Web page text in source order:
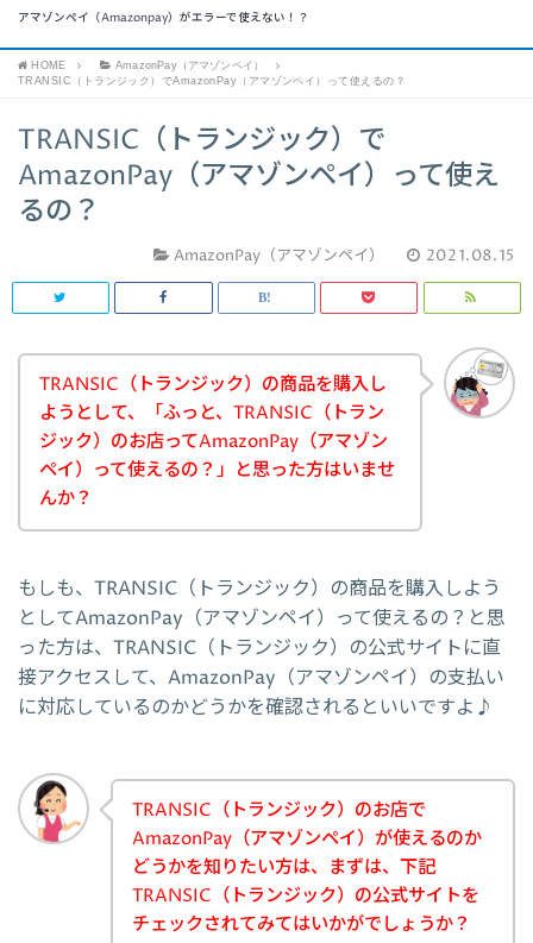
アマゾンペイ（Amazonpay）がエラーで使えない！？
HOME
AmazonPay（アマゾンペイ）
TRANSIC（トランジック）でAmazonPay（アマゾンペイ）って使えるの？
TRANSIC（トランジック）で
AmazonPay（アマゾンペイ）って使え
るの？
AmazonPay（アマゾンペイ） 2021.08.15
TRANSIC（トランジック）の商品を購入し
ようとして、「ふっと、TRANSIC（トラン
ジック）のお店ってAmazonPay（アマゾン
ペイ）って使えるの？」と思った方はいませ
んか？
もしも、TRANSIC（トランジック）の商品を購入しよう
としてAmazonPay（アマゾンペイ）って使えるの？と思
った方は、TRANSIC（トランジック）の公式サイトに直
接アクセスして、AmazonPay（アマゾンペイ）の支払い
に対応しているのかどうかを確認されるといいですよ♪
TRANSIC（トランジック）のお店で
AmazonPay（アマゾンペイ）が使えるのか
どうかを知りたい方は、まずは、下記
TRANSIC（トランジック）の公式サイトを
チェックされてみてはいかがでしょうか？